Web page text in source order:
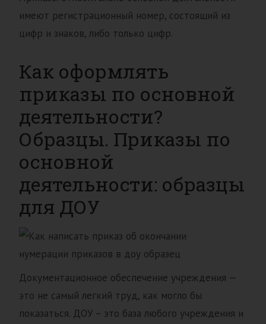
имеют регистрационный номер, состоящий из
цифр и знаков, либо только цифр.
Как оформлять
приказы по основной
деятельности?
Образцы. Приказы по
основной
деятельности: образцы
для ДОУ
Документационное обеспечение учреждения —
это не самый легкий труд, как могло бы
показаться. ДОУ – это база любого учреждения и